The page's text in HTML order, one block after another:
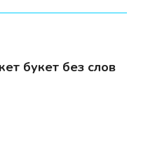
букет без слов